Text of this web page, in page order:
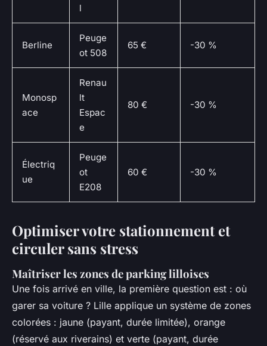
l
Berline
Peuge
ot 508
65 € -30 %
Monosp
ace
Renau
lt
Espac
e
80 € -30 %
Électriq
ue
Peuge
ot
E208
60 € -30 %
Optimiser votre stationnement et
circuler sans stress
Maîtriser les zones de parking lilloises
Une fois arrivé en ville, la première question est : où
garer sa voiture ? Lille applique un système de zones
colorées : jaune (payant, durée limitée), orange
(réservé aux riverains) et verte (payant, durée